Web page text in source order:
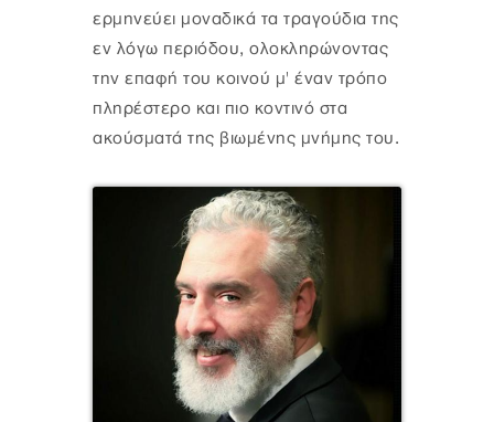
ερμηνεύει μοναδικά τα τραγούδια της
εν λόγω περιόδου, ολοκληρώνοντας
την επαφή του κοινού μ' έναν τρόπο
πληρέστερο και πιο κοντινό στα
ακούσματά της βιωμένης μνήμης του.